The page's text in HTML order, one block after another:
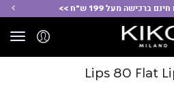
מעל 199 ש"ח >>
Lips 80 Flat